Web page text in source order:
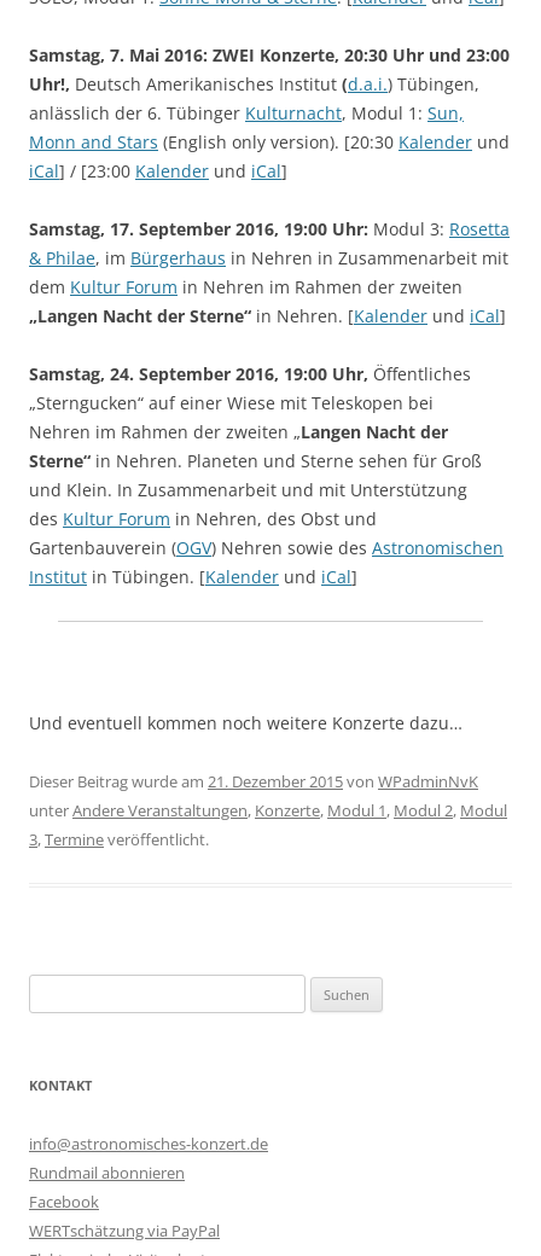
Samstag, 7. Mai 2016: ZWEI Konzerte, 20:30 Uhr und 23:00
Uhr!, Deutsch Amerikanisches Institut (d.a.i.) Tübingen,
anlässlich der 6. Tübinger Kulturnacht, Modul 1: Sun,
Monn and Stars (English only version). [20:30 Kalender und
iCal] / [23:00 Kalender und iCal]
Samstag, 17. September 2016, 19:00 Uhr: Modul 3: Rosetta
& Philae, im Bürgerhaus in Nehren in Zusammenarbeit mit
dem Kultur Forum in Nehren im Rahmen der zweiten
„Langen Nacht der Sterne“ in Nehren. [Kalender und iCal]
Samstag, 24. September 2016, 19:00 Uhr, Öffentliches
„Sterngucken“ auf einer Wiese mit Teleskopen bei
Nehren im Rahmen der zweiten „Langen Nacht der
Sterne“ in Nehren. Planeten und Sterne sehen für Groß
und Klein. In Zusammenarbeit und mit Unterstützung
des Kultur Forum in Nehren, des Obst und
Gartenbauverein (OGV) Nehren sowie des Astronomischen
Institut in Tübingen. [Kalender und iCal]
Und eventuell kommen noch weitere Konzerte dazu…
Dieser Beitrag wurde am 21. Dezember 2015von WPadminNvK
unterAndere Veranstaltungen, Konzerte, Modul 1, Modul 2, Modul
3,Termineveröffentlicht.
nach:
KONTAKT
info@astronomisches-konzert.de
Rundmail abonnieren
Facebook
WERTschätzung via PayPal